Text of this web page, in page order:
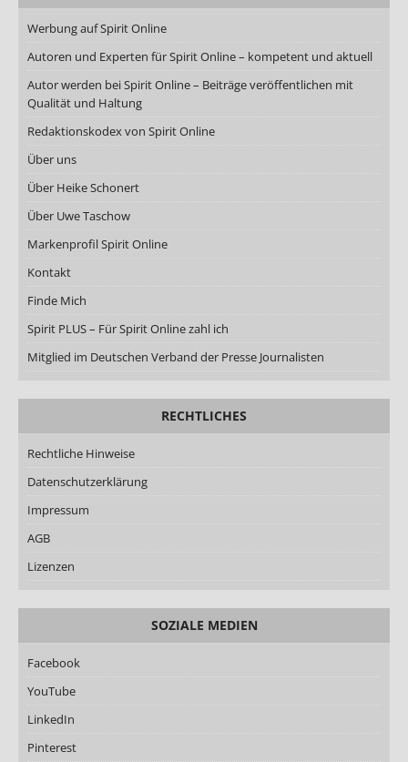
Werbung auf Spirit Online
Autoren und Experten für Spirit Online – kompetent und aktuell
Autor werden bei Spirit Online – Beiträge veröffentlichen mit
Qualität und Haltung
Redaktionskodex von Spirit Online
Über uns
Über Heike Schonert
Über Uwe Taschow
Markenprofil Spirit Online
Kontakt
Finde Mich
Spirit PLUS – Für Spirit Online zahl ich
Mitglied im Deutschen Verband der Presse Journalisten
RECHTLICHES
Rechtliche Hinweise
Datenschutzerklärung
Impressum
AGB
Lizenzen
SOZIALE MEDIEN
Facebook
YouTube
LinkedIn
Pinterest